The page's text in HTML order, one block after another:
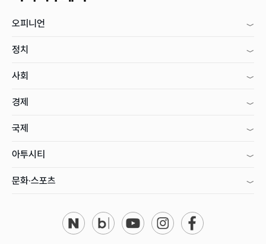
오피니언
정치
사회
경제
국제
아투시티
문화·스포츠